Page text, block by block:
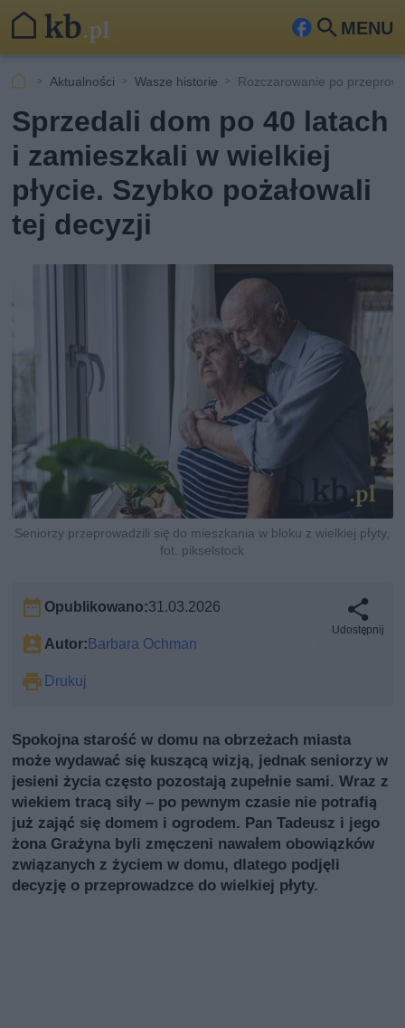
MENU
Fa
ook
Szu
kaj
Aktualności Wasze historie Rozczarowanie po
Sprzedali dom po 40 latach
i zamieszkali w wielkiej
płycie. Szybko pożałowali
tej decyzji
Seniorzy przeprowadzili się do mieszkania w bloku z wielkiej płyty,
fot. pikselstock
Opublikowano:31.03.2026
Autor:Barbara Ochman
Drukuj
Udostępnij
Spokojna starość w domu na obrzeżach miasta
może wydawać się kuszącą wizją, jednak seniorzy w
jesieni życia często pozostają zupełnie sami. Wraz z
wiekiem tracą siły – po pewnym czasie nie potrafią
już zająć się domem i ogrodem. Pan Tadeusz i jego
żona Grażyna byli zmęczeni nawałem obowiązków
związanych z życiem w domu, dlatego podjęli
decyzję o przeprowadzce do wielkiej płyty.